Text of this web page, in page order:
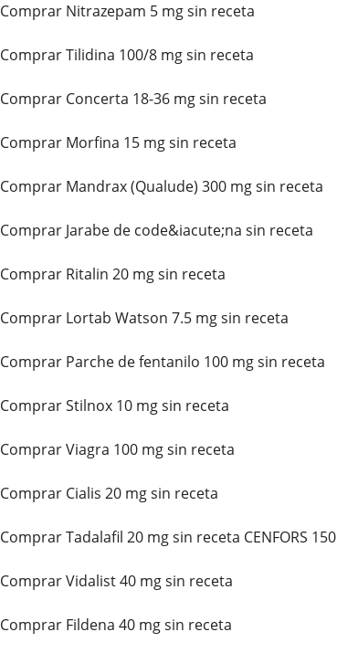
Comprar Nitrazepam 5 mg sin receta
Comprar Tilidina 100/8 mg sin receta
Comprar Concerta 18-36 mg sin receta
Comprar Morfina 15 mg sin receta
Comprar Mandrax (Qualude) 300 mg sin receta
Comprar Jarabe de code&iacute;na sin receta
Comprar Ritalin 20 mg sin receta
Comprar Lortab Watson 7.5 mg sin receta
Comprar Parche de fentanilo 100 mg sin receta
Comprar Stilnox 10 mg sin receta
Comprar Viagra 100 mg sin receta
Comprar Cialis 20 mg sin receta
Comprar Tadalafil 20 mg sin receta CENFORS
Comprar Vidalist 40 mg sin receta
Comprar Fildena 40 mg sin receta